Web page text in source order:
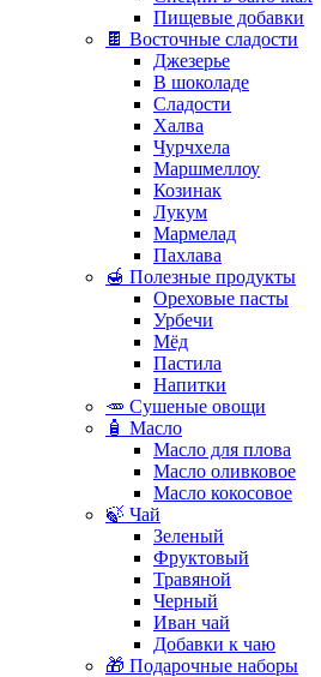
Пищевые добавки
🍫 Восточные сладости
Джезерье
В шоколаде
Сладости
Халва
Чурчхела
Маршмеллоу
Козинак
Лукум
Мармелад
Пахлава
🍯 Полезные продукты
Ореховые пасты
Урбечи
Мёд
Пастила
Напитки
🥕 Сушеные овощи
🧴 Масло
Масло для плова
Масло оливковое
Масло кокосовое
🍃 Чай
Зеленый
Фруктовый
Травяной
Черный
Иван чай
Добавки к чаю
🎁 Подарочные наборы